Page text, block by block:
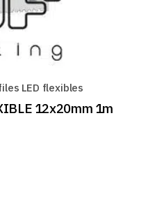
LED flexibles
12x20mm 1m